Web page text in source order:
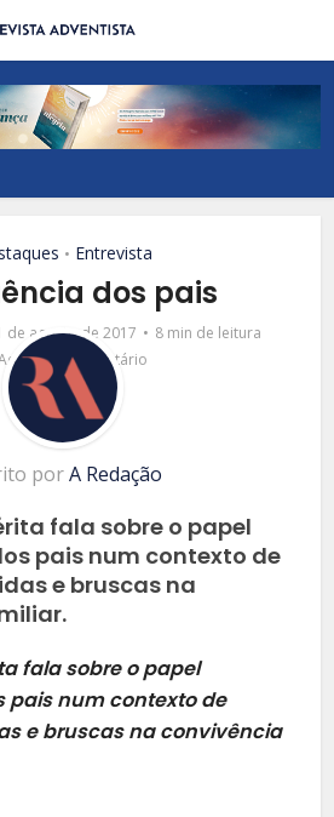
• Entrevista
dos pais
de agosto de 2017
8 min de leitura
comentário
porA Redação
fala sobre o papel
pais num contexto de
e bruscas na
fala sobre o papel
pais num contexto de
e bruscas na convivência